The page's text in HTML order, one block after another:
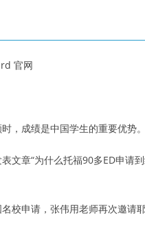
官网
，成绩是中国学生的重要优势。
文章“为什么托福90多ED申请
校申请，张伟用老师再次邀请